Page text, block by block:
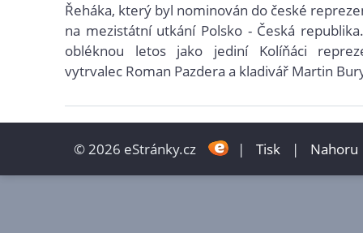
Řeháka, který byl nominován do české
na mezistátní utkání Polsko - Česká
obléknou letos jako jediní Kolíňáci
vytrvalec Roman Pazdera a kladivář Martin
© 2026 eStránky.cz | Tisk | Nahoru